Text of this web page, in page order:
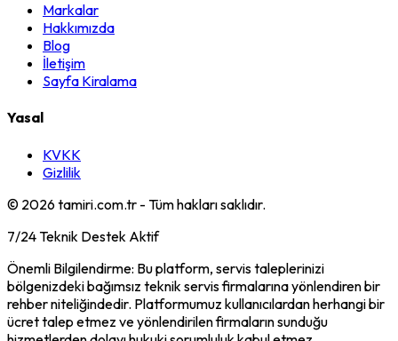
Markalar
Hakkımızda
Blog
İletişim
Sayfa Kiralama
Yasal
KVKK
Gizlilik
© 2026tamiri.com.tr - Tüm hakları saklıdır.
7/24 Teknik Destek Aktif
Önemli Bilgilendirme: Bu platform, servis taleplerinizi
bölgenizdeki bağımsız teknik servis firmalarına yönlendiren bir
rehber niteliğindedir. Platformumuz kullanıcılardan herhangi bir
ücret talep etmez ve yönlendirilen firmaların sunduğu